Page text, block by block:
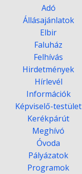
Adó
Állásajánlatok
Elbir
Faluház
Felhívás
Hirdetmények
Hírlevél
Információk
Képviselő-testület
Kerékpárút
Meghívó
Óvoda
Pályázatok
Programok